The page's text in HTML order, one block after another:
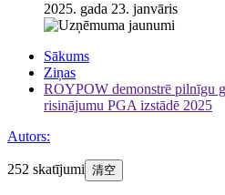
2025. gada 23. janvāris
Sākums
Ziņas
ROYPOW demonstrē pilnīgu
risinājumu PGA izstādē 2025
Autors:
252 skatījumi 清空